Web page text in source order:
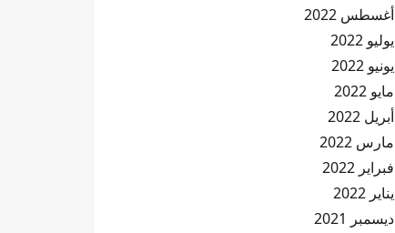
أغسطس 2022
يوليو 2022
يونيو 2022
مايو 2022
أبريل 2022
مارس 2022
فبراير 2022
يناير 2022
ديسمبر 2021